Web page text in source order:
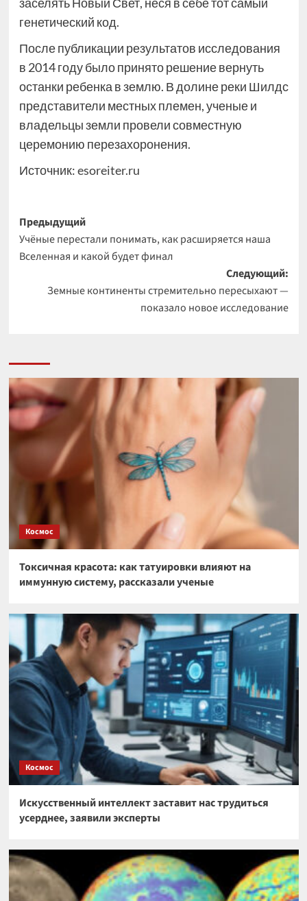
генетический код.
После публикации результатов исследования
в 2014 году было принято решение вернуть
останки ребенка в землю. В долине реки Шилдс
представители местных племен, ученые и
владельцы земли провели совместную
церемонию перезахоронения.
Источник:esoreiter.ru
Навигация
записи
Предыдущий
Учёные перестали понимать, как расширяется наша
Вселенная и какой будет финал
Следующий:
Земные континенты стремительно пересыхают —
показало новое исследование
Космос
Токсичная красота: как татуировки влияют на
иммунную систему, рассказали ученые
Космос
Искусственный интеллект заставит нас трудиться
усерднее, заявили эксперты